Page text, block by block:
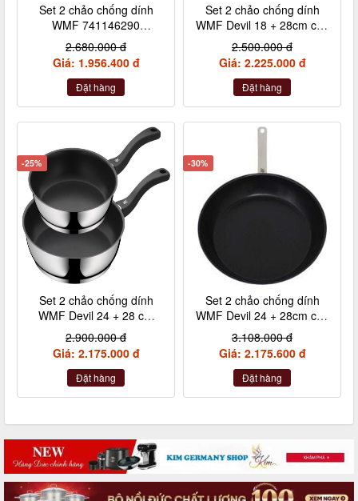
Set 2 chảo chống dính
WMF 741146290
24+28cm cán inox nội địa
Đức
2.680.000 đ
Giá: 1.956.400 đ
Đặt hàng
Set 2 chảo chống dính
WMF Devil 18 + 28cm cán
nhựa
2.500.000 đ
Giá: 2.225.000 đ
Đặt hàng
-25%
Set 2 chảo chống dính
WMF Devil 24 + 28 cm
kèm xẻng
2.900.000 đ
Giá: 2.175.000 đ
Đặt hàng
-30%
Set 2 chảo chống dính
WMF Devil 24 + 28cm cán
inox nội địa Đức
3.108.000 đ
Giá: 2.175.600 đ
Đặt hàng